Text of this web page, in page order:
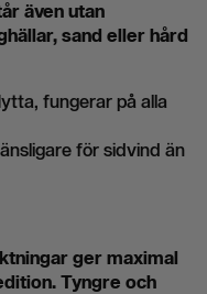
även utan
sand eller hård
fungerar på alla
för sidvind än
ger maximal
Tyngre och